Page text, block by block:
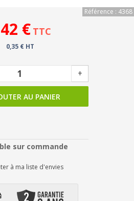
Référence : 4368
€ TTC
0,35 € HT
+
AU PANIER
sur commande
à ma liste d'envies